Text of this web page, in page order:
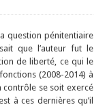
question pénitentiaire
que l’auteur fut le
de liberté, ce qui le
(2008-2014) à
contrôle se soit exercé
à ces dernières qu’il